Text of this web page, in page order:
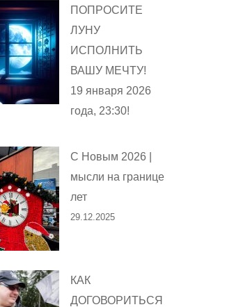
ПОПРОСИТЕ
ЛУНУ
ИСПОЛНИТЬ
ВАШУ МЕЧТУ!
19 января 2026
года, 23:30!
С Новым 2026 |
мысли на границе
лет
29.12.2025
КАК
ДОГОВОРИТЬСЯ